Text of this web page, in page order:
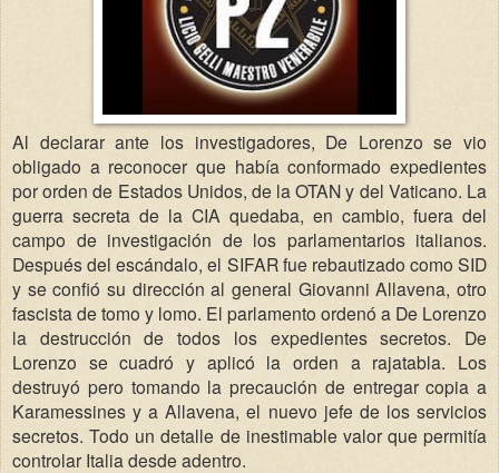
Al declarar ante los investigadores, De Lorenzo se vio
obligado a reconocer que había conformado expedientes
por orden de Estados Unidos, de la OTAN y del Vaticano. La
guerra secreta de la CIA quedaba, en cambio, fuera del
campo de investigación de los parlamentarios italianos.
Después del escándalo, el SIFAR fue rebautizado como SID
y se confió su dirección al general Giovanni Allavena, otro
fascista de tomo y lomo. El parlamento ordenó a De Lorenzo
la destrucción de todos los expedientes secretos. De
Lorenzo se cuadró y aplicó la orden a rajatabla. Los
destruyó pero tomando la precaución de entregar copia a
Karamessines y a Allavena, el nuevo jefe de los servicios
secretos. Todo un detalle de inestimable valor que permitía
controlar Italia desde adentro.